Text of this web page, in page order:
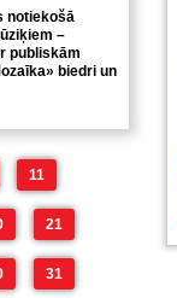
notiekošā
–
publiskām
biedri un
11
21
31